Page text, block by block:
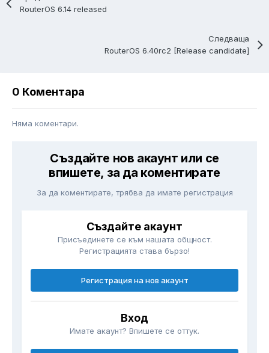
RouterOS 6.14 released
Следваща
RouterOS 6.40rc2 [Release candidate]
0 Коментара
Няма коментари.
Създайте нов акаунт или се
впишете, за да коментирате
За да коментирате, трябва да имате регистрация
Създайте акаунт
Присъединете се към нашата общност.
Регистрацията става бързо!
Регистрация на нов акаунт
Вход
Имате акаунт? Впишете се оттук.